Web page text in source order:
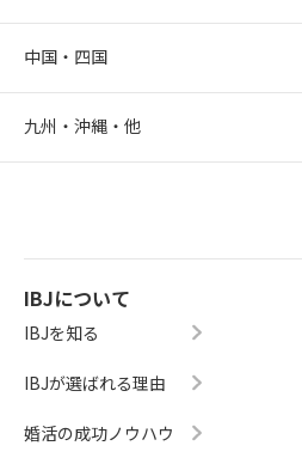
中国・四国
九州・沖縄・他
IBJについて
IBJを知る
IBJが選ばれる理由
婚活の成功ノウハウ